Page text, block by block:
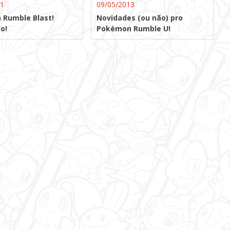
Rumble Blast!
09/05/2013
Novidades (ou não) pro
Pokémon Rumble U!